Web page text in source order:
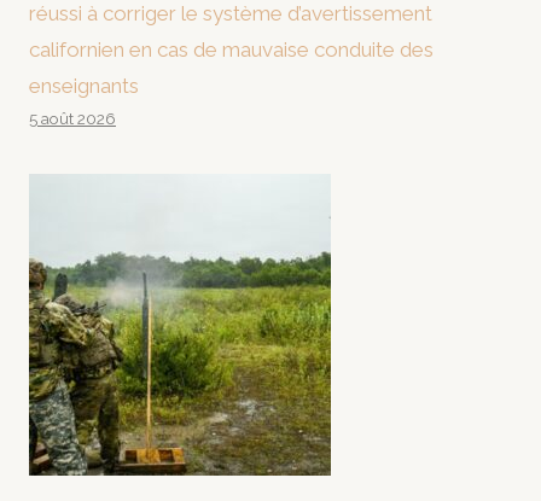
réussi à corriger le système d’avertissement
californien en cas de mauvaise conduite des
enseignants
5 août 2026